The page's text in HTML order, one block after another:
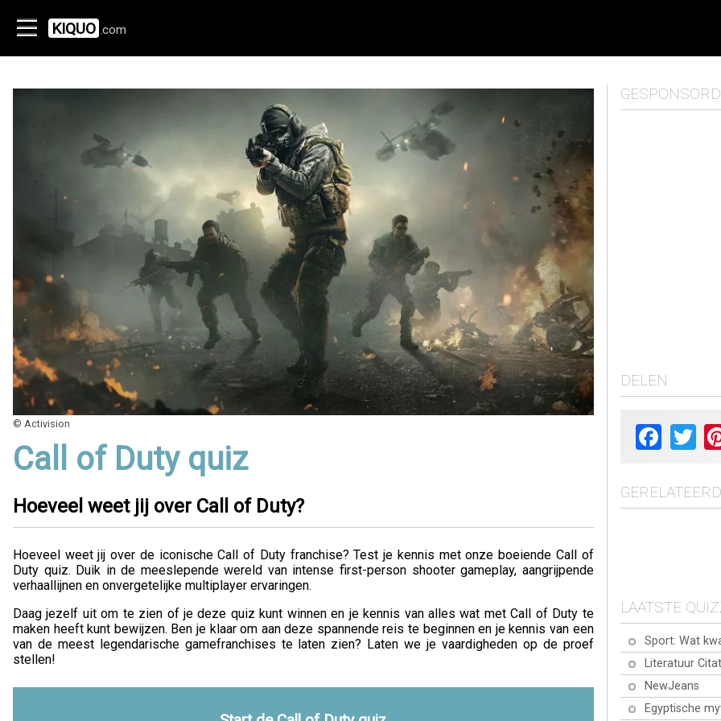
KIQUO .com
© Activision
Call of Duty quiz
Hoeveel weet jij over Call of Duty?
Hoeveel weet jij over de iconische Call of Duty franchise? Test je kennis met onze boeiende Call of
Duty quiz. Duik in de meeslepende wereld van intense first-person shooter gameplay, aangrijpende
verhaallijnen en onvergetelijke multiplayer ervaringen.
Daag jezelf uit om te zien of je deze quiz kunt winnen en je kennis van alles wat met Call of Duty te
maken heeft kunt bewijzen. Ben je klaar om aan deze spannende reis te beginnen en je kennis van een
van de meest legendarische gamefranchises te laten zien? Laten we je vaardigheden op de proef
stellen!
GESPONSORD
DELEN
Facebook
LAATSTE
Sport: Wat
Literatuur
NewJeans
Egyptische